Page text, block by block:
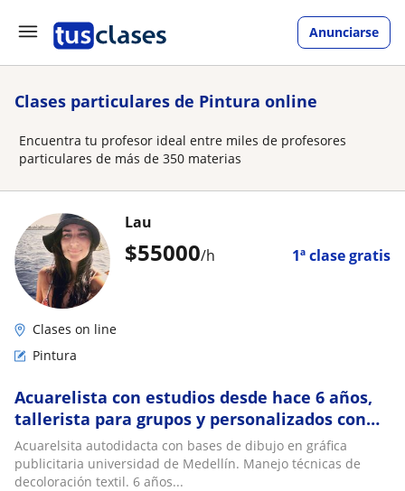
Anunciarse
Clases particulares de Pintura online
Encuentra tu profesor ideal entre miles de profesores
particulares de más de 350 materias
$55000/h 1ª clase gratis
Lau
Clases on line
Pintura
Acuarelista con estudios desde hace 6 años,
tallerista para grupos y personalizados con
enfoque de emprendimiento. Arte funcional
Acuarelsita autodidacta con bases de dibujo en gráfica
publicitaria universidad de Medellín. Manejo técnicas de
decoloración textil. 6 años...